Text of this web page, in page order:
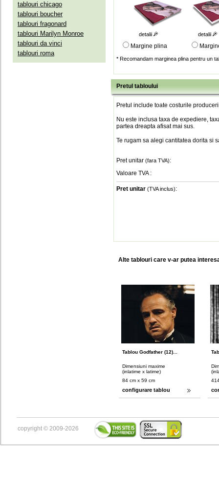
tablouri chicago
tablouri boucher
tablouri fragonard
tablouri Marilyn Monroe
tablouri da vinci
tablouri roma
detalii detalii
Margine plina
* Recomandam marginea plina pentru un
Pretul tabloului
Pretul include toate costurile
Nu este inclusa taxa de expediere,
partea dreapta afisat mai sus.
Te rugam sa alegi cantitatea dorita si
Pret unitar (fara TVA):
Valoare TVA :
Pret unitar (TVA inclus):
Alte tablouri care v-ar putea
Tablou Godfather (12)...
Dimensiuni maxime
(inlatime x latime)
84 cm x 59 cm
configurare tablou
copyright © 2009-2026